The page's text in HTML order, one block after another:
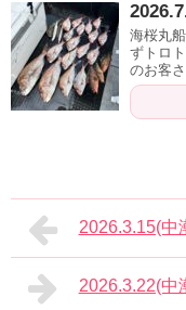
海桜丸
ずトロ
のお客
2026.3.15(中
2026.3.22(中